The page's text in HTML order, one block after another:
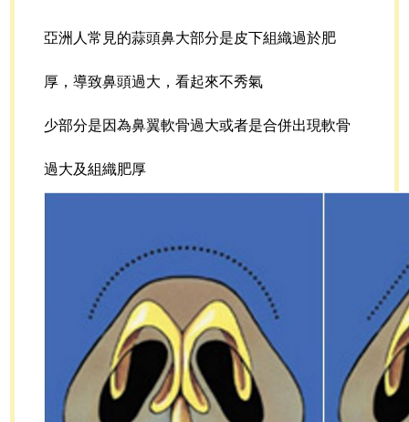
亞洲人常見的蒜頭鼻大部分是皮下組織過於肥
厚，導致鼻頭過大，看起來不秀氣
少部分是因為鼻翼軟骨過大或者是合併出現軟骨
過大及組織肥厚